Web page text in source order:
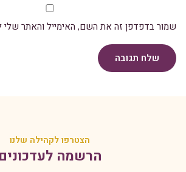
שמור בדפדפן זה את השם, האימייל והאתר
שלח תגובה
הצטרפו לקהילה שלנו
הרשמה לעדכונים